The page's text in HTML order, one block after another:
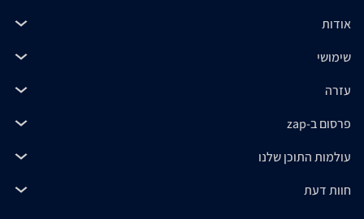
אודות
שימושי
עזרה
פרסום ב-zap
עולמות התוכן שלנו
חוות דעת